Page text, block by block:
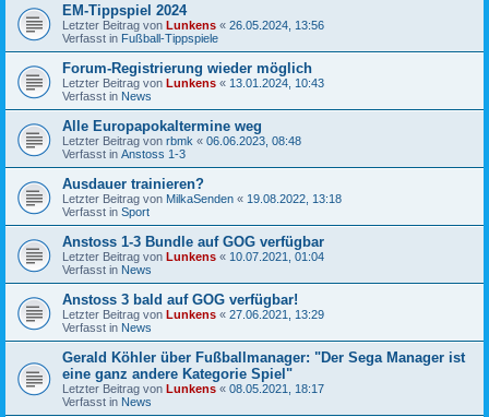
EM-Tippspiel 2024
Letzter Beitrag von Lunkens « 26.05.2024, 13:56
Verfasst in Fußball-Tippspiele
Forum-Registrierung wieder möglich
Letzter Beitrag von Lunkens « 13.01.2024, 10:43
Verfasst in News
Alle Europapokaltermine weg
Letzter Beitrag von rbmk « 06.06.2023, 08:48
Verfasst in Anstoss 1-3
Ausdauer trainieren?
Letzter Beitrag von MilkaSenden « 19.08.2022, 13:18
Verfasst in Sport
Anstoss 1-3 Bundle auf GOG verfügbar
Letzter Beitrag von Lunkens « 10.07.2021, 01:04
Verfasst in News
Anstoss 3 bald auf GOG verfügbar!
Letzter Beitrag von Lunkens « 27.06.2021, 13:29
Verfasst in News
Gerald Köhler über Fußballmanager: "Der Sega Manager ist
eine ganz andere Kategorie Spiel"
Letzter Beitrag von Lunkens « 08.05.2021, 18:17
Verfasst in News